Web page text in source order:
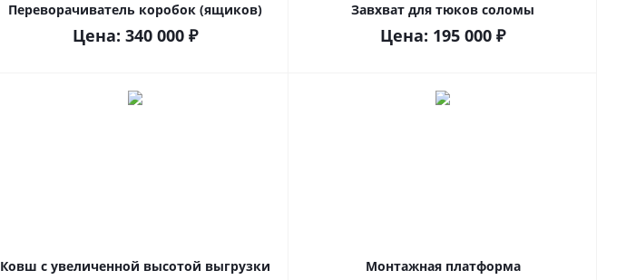
Переворачиватель коробок (ящиков)
Цена: 340 000 ₽
Завхват для тюков соломы
Цена: 195 000 ₽
Ковш с увеличенной высотой выгрузки Монтажная платформа